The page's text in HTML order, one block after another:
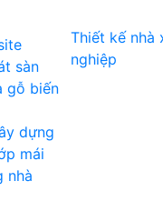
sàn
gỗ biến
dựng
mái
nhà
Thiết kế nhà
nghiệp